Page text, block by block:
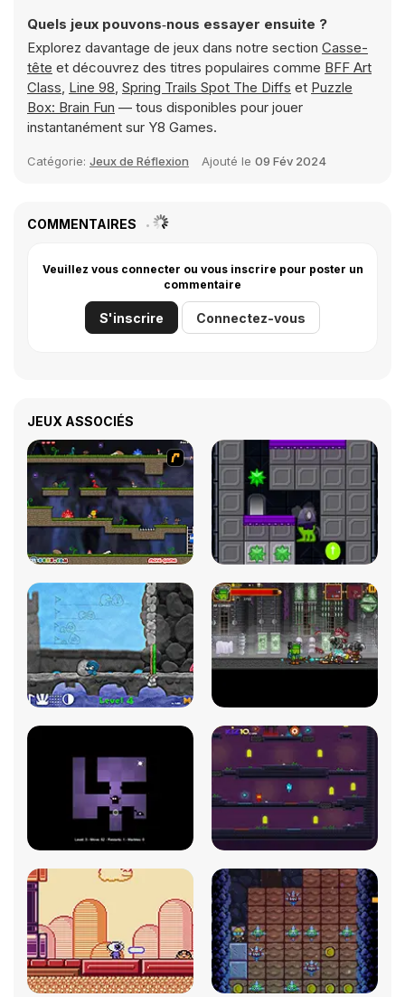
Quels jeux pouvons‑nous essayer ensuite ?
Explorez davantage de jeux dans notre section Casse-
tête et découvrez des titres populaires comme BFF Art
Class, Line 98, Spring Trails Spot The Diffs et Puzzle
Box: Brain Fun — tous disponibles pour jouer
instantanément sur Y8 Games.
Catégorie: Jeux de Réflexion Ajouté le 09 Fév 2024
COMMENTAIRES
Veuillez vous connecter ou vous inscrire pour poster un
commentaire
S'inscrire Connectez-vous
JEUX ASSOCIÉS